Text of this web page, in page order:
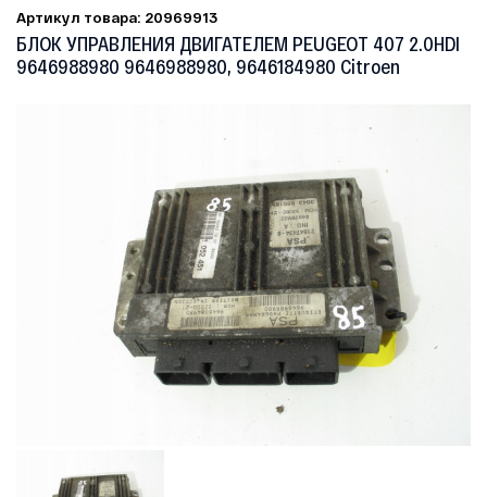
Артикул товара: 20969913
БЛОК УПРАВЛЕНИЯ ДВИГАТЕЛЕМ PEUGEOT 407 2.0HDI
9646988980 9646988980, 9646184980 Citroen